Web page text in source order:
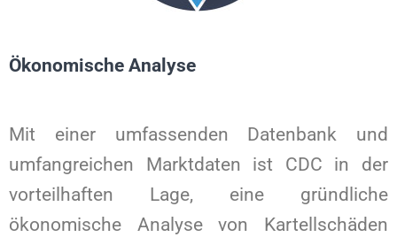
Ökonomische Analyse
Mit einer umfassenden Datenbank und
umfangreichen Marktdaten ist CDC in der
vorteilhaften Lage, eine gründliche
ökonomische Analyse von Kartellschäden